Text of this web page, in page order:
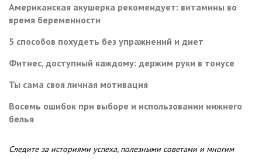
Американская акушерка рекомендует: витамины во
время беременности
5 способов похудеть без упражнений и диет
Фитнес, доступный каждому: держим руки в тонусе
Ты сама своя личная мотивация
Восемь ошибок при выборе и использовании нижнего
белья
Следите за историями успеха, полезными советами и многим